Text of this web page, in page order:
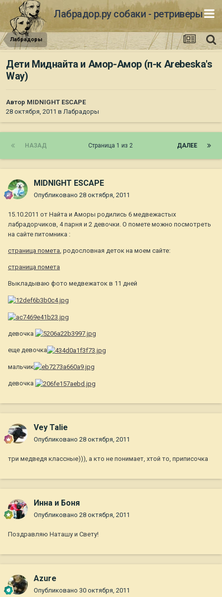
Лабрадор.ру собаки - ретриверы
Лабрадоры
Дети Миднайта и Амор-Амор (п-к Arebeska's
Way)
Автор MIDNIGHT ESCAPE
28 октября, 2011 вЛабрадоры
НАЗАД ДАЛЕЕ
Страница 1 из 2
MIDNIGHT ESCAPE
Опубликовано 28 октября, 2011
15.10.2011 от Найта и Аморы родились 6 медвежастых
лабрадорчиков, 4 парня и 2 девочки. О помете можно посмотреть
на сайте питомника :
страница помета, родословная деток на моем сайте:
страница помета
Выкладываю фото медвежаток в 11 дней
девочка
еще девочка
мальчик
девочка
Vey Talie
Опубликовано 28 октября, 2011
три медведя классные))), а кто не понимает, хтой то, приписочка
Инна и Боня
Опубликовано 28 октября, 2011
Поздравляю Наташу и Свету!
Azure
Опубликовано 30 октября, 2011